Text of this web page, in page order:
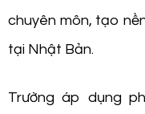
chuyên môn, tạo
tại Nhật Bản.
Trường áp dụng